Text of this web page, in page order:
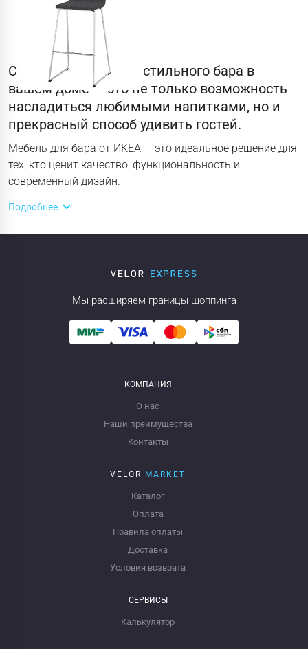
Создание уютного и стильного бара в
вашем доме — это не только возможность
насладиться любимыми напитками, но и
прекрасный способ удивить гостей.
Мебель для бара от ИКЕА — это идеальное решение для
тех, кто ценит качество, функциональность и
современный дизайн.
Подробнее
Мы расширяем границы шоппинга
КОМПАНИЯ
О нас
Наши преимущества
Контакты
VELOR MARKET
Каталог
Оплата
Правила оплаты
Доставка
Условия возврата
СЕРВИСЫ
Калькулятор